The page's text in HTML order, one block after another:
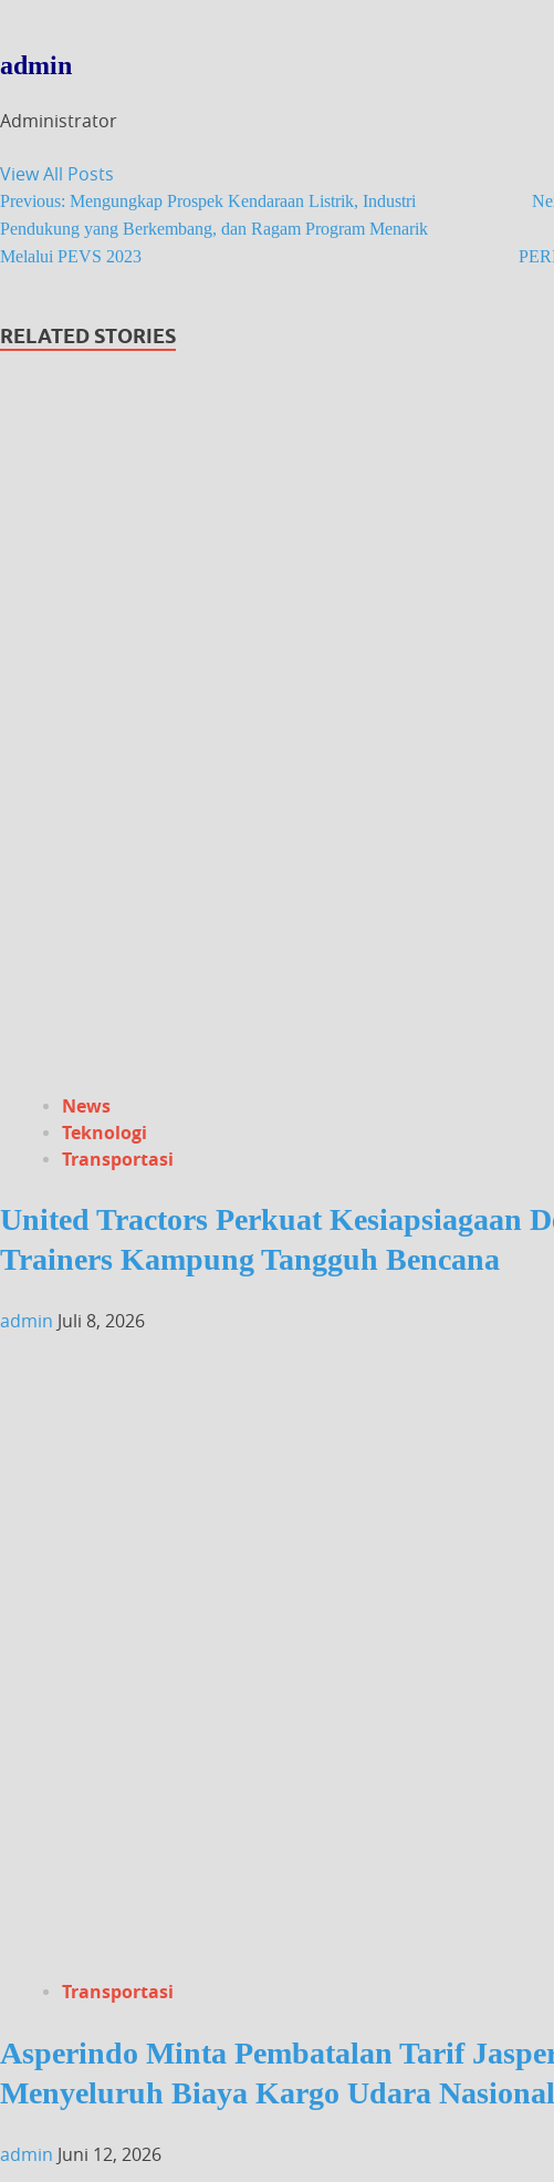
admin
Administrator
View All Posts
Previous: Mengungkap Prospek Kendaraan Listrik, Industri
Pendukung yang Berkembang, dan Ragam Program Menarik
Melalui PEVS 2023
RELATED STORIES
News
Teknologi
Transportasi
United Tractors Perkuat Kesiapsiagaan
Trainers Kampung Tangguh Bencana
admin Juli 8, 2026
Transportasi
Asperindo Minta Pembatalan Tarif
Menyeluruh Biaya Kargo Udara Nasional
admin Juni 12, 2026